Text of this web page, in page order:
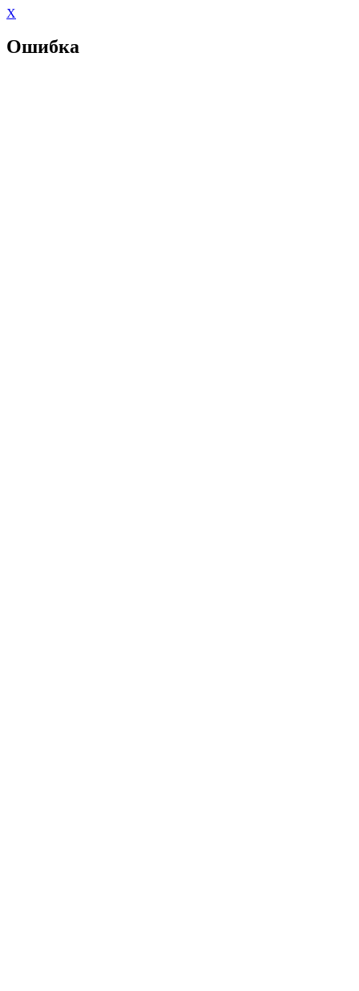
X
Ошибка